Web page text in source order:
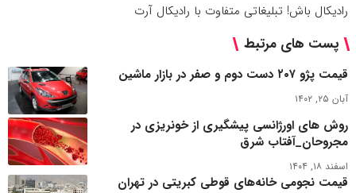
رادیکال باش! تبلیغاتی متفاوت با رادیکال آرت
پست های مرتبط
قیمت پژو ۲۰۷ دست دوم و صفر در بازار ماشین
آبان ۲۵, ۱۴۰۲
روش های اورژانسی پیشگیری از خونریزی در
مجروحان_آفتاب شرق
اسفند ۱۸, ۱۴۰۴
قیمت نجومی خانه‌های قوطی کبریتی در تهران